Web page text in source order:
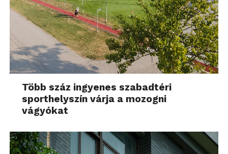
Több száz ingyenes szabadtéri
sporthelyszín várja a mozogni
vágyókat